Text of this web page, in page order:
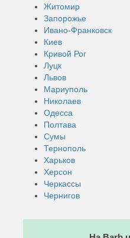
Житомир
Запорожье
Ивано-Франковск
Киев
Кривой Рог
Луцк
Львов
Мариуполь
Николаев
Одесса
Полтава
Сумы
Тернополь
Харьков
Херсон
Черкассы
Чернигов